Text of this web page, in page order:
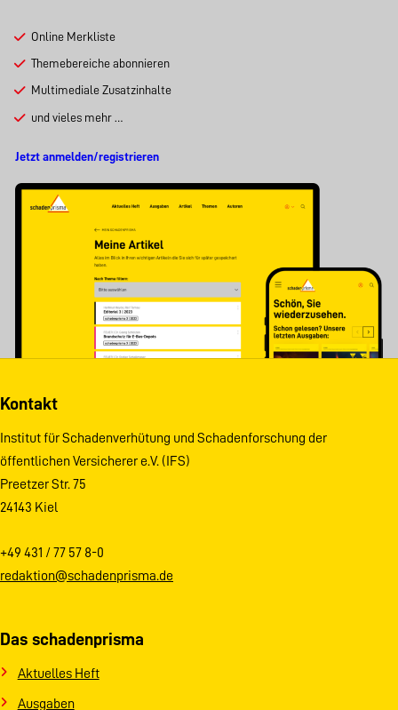
Online Merkliste
Themebereiche abonnieren
Multimediale Zusatzinhalte
und vieles mehr …
Jetzt anmelden/registrieren
Kontakt
Institut für Schadenverhütung und Schadenforschung der
öffentlichen Versicherer e.V. (IFS)
Preetzer Str. 75
24143 Kiel
+49 431 / 77 57 8-0
redaktion@schadenprisma.de
Das schadenprisma
Aktuelles Heft
Ausgaben